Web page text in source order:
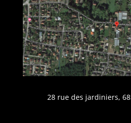
28 rue des jardiniers,